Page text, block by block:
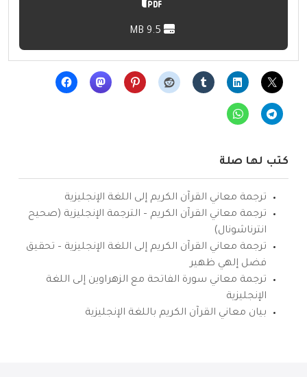
كتب لها صلة
ترجمة معاني القرآن الكريم إلى اللغة الإنجليزية
ترجمة معاني القرآن الكريم – الترجمة الإنجليزية (صحيح
انترناشونال)
ترجمة معاني القرآن الكريم إلى اللغة الإنجليزية – تحقيق
فضل إلهي ظهير
ترجمة معاني سورة الفاتحة مع الزهراوين إلى اللغة
الإنجليزية
بيان معاني القرآن الكريم باللغة الإنجليزية